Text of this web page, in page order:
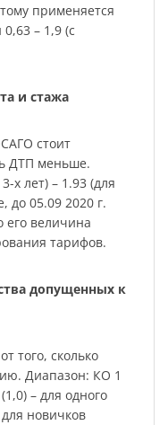
применяется
– 1,9 (с
и стажа
стоит
ДТП меньше.
х лет) – 1.93 (для
до 05.09 2020 г.
величина
тарифов.
допущенных к
того, сколько
Диапазон: КО 1
– для одного
новичков